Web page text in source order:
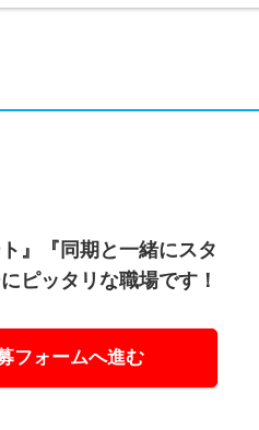
』『同期と一緒にスタ
ピッタリな職場です！
フォームへ進む